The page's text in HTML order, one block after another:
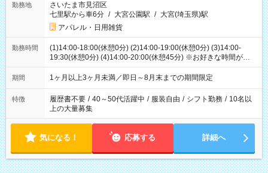
勤務地
さいたま市見沼区
七里駅から車6分 / 大宮公園駅 / 大宮(埼玉県)駅
アパレル・日用雑貨
勤務時間
(1)14:00-18:00(休憩0分) (2)14:00-19:00(休憩0分) (3)14:00-
19:30(休憩0分) (4)14:00-20:00(休憩45分) ※お好きな時間が選べ
ます
期間 1ヶ月以上3ヶ月未満／即日～8月末までの期間限定
特徴 履歴書不要 / 40～50代活躍中 / 服装自由 / シフト勤務 / 10名以
上の大量募集
気になる！ 応募する 詳細へ